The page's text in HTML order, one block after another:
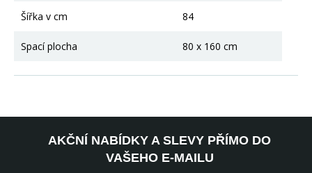
Šířka v cm 84
Spací plocha 80 x 160 cm
AKČNÍ NABÍDKY A SLEVY PŘÍMO DO
VAŠEHO E-MAILU